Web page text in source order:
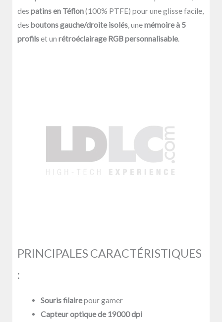
des patins en Téflon(100% PTFE) pour une glisse facile,
des boutons gauche/droite isolés, unemémoire à 5
profilset un rétroéclairage RGB personnalisable.
PRINCIPALES CARACTÉRISTIQUES
:
Souris filairepour gamer
Capteur optique de 19000 dpi